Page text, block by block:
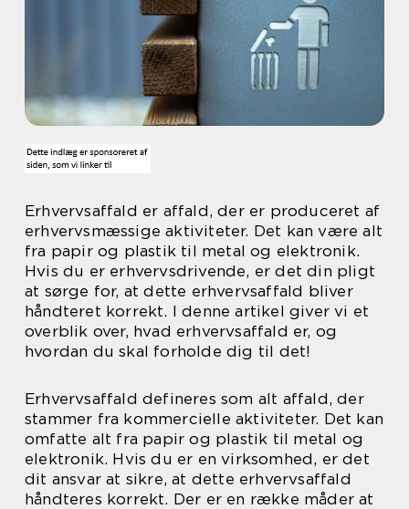
Erhvervsaffald er affald, der er produceret af
erhvervsmæssige aktiviteter. Det kan være alt
fra papir og plastik til metal og elektronik.
Hvis du er erhvervsdrivende, er det din pligt
at sørge for, at dette erhvervsaffald bliver
håndteret korrekt. I denne artikel giver vi et
overblik over, hvad erhvervsaffald er, og
hvordan du skal forholde dig til det!
Erhvervsaffald defineres som alt affald, der
stammer fra kommercielle aktiviteter. Det kan
omfatte alt fra papir og plastik til metal og
elektronik. Hvis du er en virksomhed, er det
dit ansvar at sikre, at dette erhvervsaffald
håndteres korrekt. Der er en række måder at